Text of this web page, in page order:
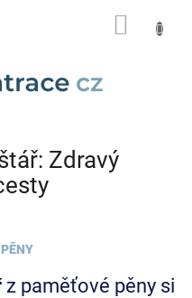
Zdravý
z paměťové pěny si